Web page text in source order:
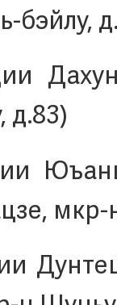
бэйлу,
д.83)
мкр-